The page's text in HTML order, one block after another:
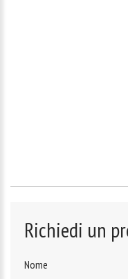
Richiedi un
Nome